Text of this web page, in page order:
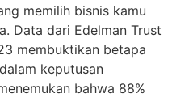
memilih bisnis kamu
Data dari Edelman Trust
membuktikan betapa
keputusan
bahwa 88%